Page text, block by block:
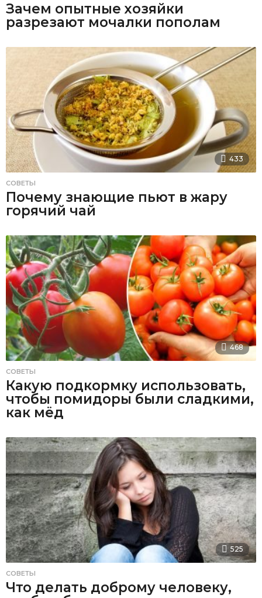
Зачем опытные хозяйки
разрезают мочалки пополам
433
СОВЕТЫ
Почему знающие пьют в жару
горячий чай
468
СОВЕТЫ
Какую подкормку использовать,
чтобы помидоры были сладкими,
как мёд
525
СОВЕТЫ
Что делать доброму человеку,